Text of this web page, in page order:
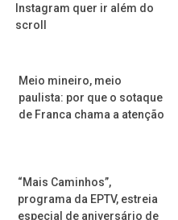
Instagram quer ir além do
scroll
Meio mineiro, meio
paulista: por que o sotaque
de Franca chama a atenção
“Mais Caminhos”,
programa da EPTV, estreia
especial de aniversário de